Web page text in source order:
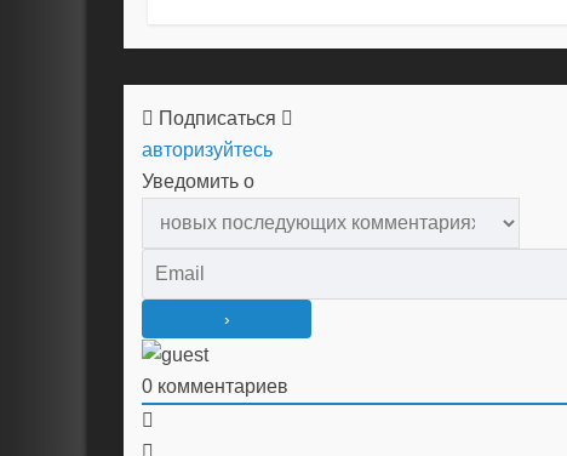
Подписаться
авторизуйтесь
Уведомить о
0 комментариев